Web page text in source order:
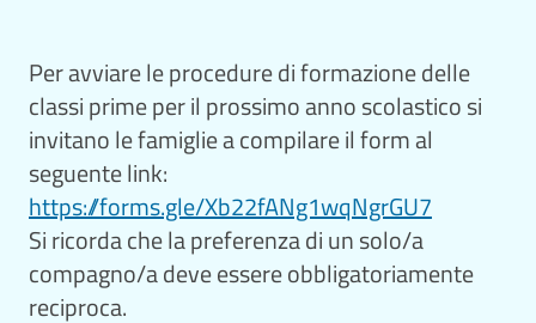
Per avviare le procedure di formazione delle
classi prime per il prossimo anno scolastico si
invitano le famiglie a compilare il form al
seguente link:
https://forms.gle/Xb22fANg1wqNgrGU7
Si ricorda che la preferenza di un solo/a
compagno/a deve essere obbligatoriamente
reciproca.